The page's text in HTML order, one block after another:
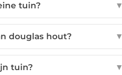
tuin? ▼
douglas hout? ▼
tuin? ▼